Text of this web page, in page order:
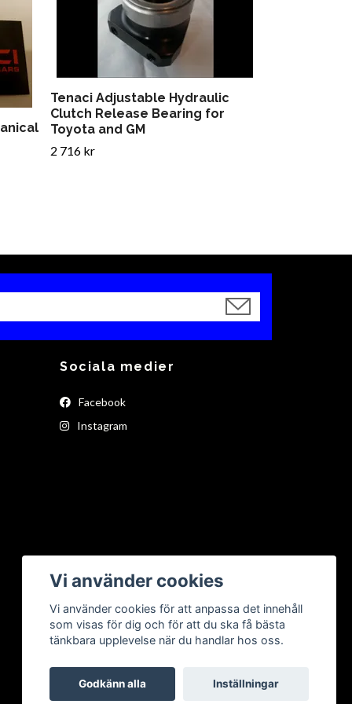
Tenaci Adjustable Hydraulic
Clutch Release Bearing for
Toyota and GM
2 716 kr
Sociala medier
Facebook
Instagram
Vi använder cookies
Vi använder cookies för att anpassa det innehåll
som visas för dig och för att du ska få bästa
tänkbara upplevelse när du handlar hos oss.
Godkänn alla Inställningar